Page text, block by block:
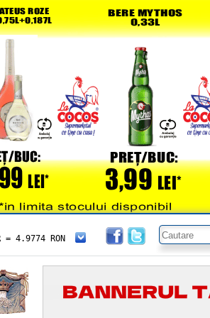
= 4.9774 RON
= 5.8304 RON
= 464.4611 RON
= 1.1933 RON
= 2.7957 RON
= 2.5449 RON